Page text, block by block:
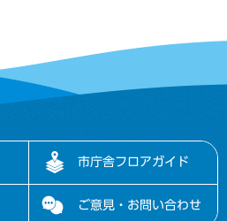
市庁舎フロアガイド
ご意見・お問い合わせ